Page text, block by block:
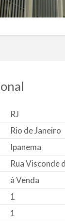
RJ
Rio de Janeiro
Ipanema
Rua Visconde
à Venda
1
1